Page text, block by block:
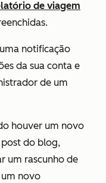
de viagem
notificação
da sua conta e
de um
houver um novo
do blog,
um rascunho de
novo